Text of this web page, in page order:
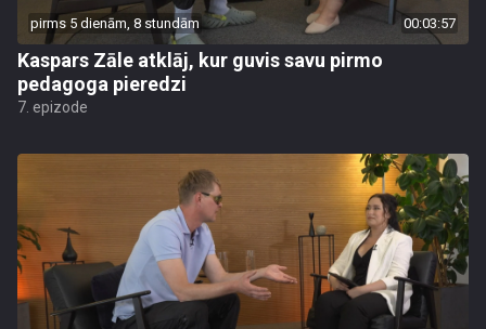
pirms 5 dienām, 8 stundām 00:03:57
Kaspars Zāle atklāj, kur guvis savu pirmo
pedagoga pieredzi
7. epizode